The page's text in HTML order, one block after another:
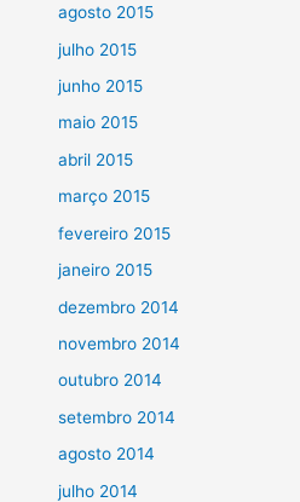
agosto 2015
julho 2015
junho 2015
maio 2015
abril 2015
março 2015
fevereiro 2015
janeiro 2015
dezembro 2014
novembro 2014
outubro 2014
setembro 2014
agosto 2014
julho 2014